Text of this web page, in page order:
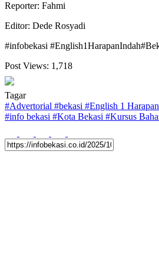
Reporter: Fahmi
Editor: Dede Rosyadi
#infobekasi
Post Views: 1,718
Tagar
#Advertorial #bekasi #English 1
#info bekasi #Kota Bekasi #Kursus